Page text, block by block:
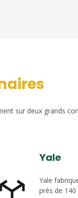
sur deux grands
Yale
Yale
près de 140